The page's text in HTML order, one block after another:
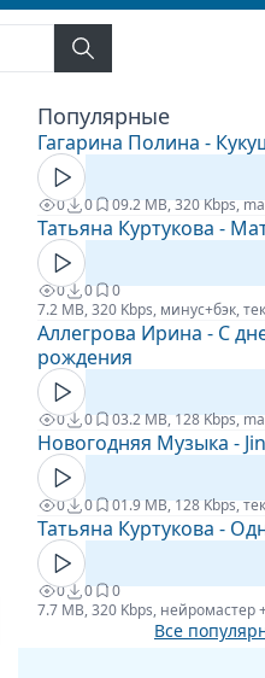
Популярные
Гагарина Полина -
0 0 09.2 MB, 320 Kbps,
Татьяна Куртукова -
0 0
0
7.2 MB, 320 Kbps, минус+бэк,
Аллегрова Ирина - С
рождения
0 0 03.2 MB, 128 Kbps,
Новогодняя Музыка -
0 0 01.9 MB, 128 Kbps,
Татьяна Куртукова -
0 0
0
7.7 MB, 320 Kbps, нейромастер
Все